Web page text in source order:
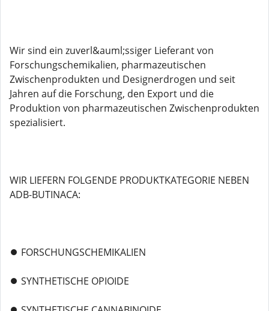
Wir sind ein zuverl&auml;ssiger Lieferant von
Forschungschemikalien, pharmazeutischen
Zwischenprodukten und Designerdrogen und seit
Jahren auf die Forschung, den Export und die
Produktion von pharmazeutischen Zwischenprodukten
spezialisiert.
WIR LIEFERN FOLGENDE PRODUKTKATEGORIE NEBEN
ADB-BUTINACA:
⏺️ FORSCHUNGSCHEMIKALIEN
⏺️ SYNTHETISCHE OPIOIDE